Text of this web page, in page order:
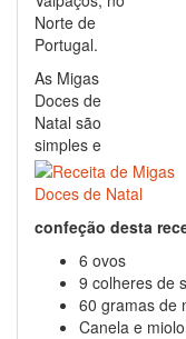
Norte de
Portugal.
As Migas
Doces de
Natal são
simples e
confeção desta
6 ovos
9 colheres de
60 gramas de
Canela e